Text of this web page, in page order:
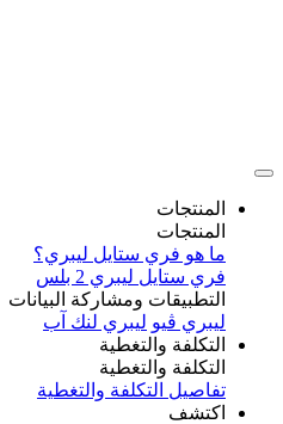
المنتجات
المنتجات
ما هو فري ستايل ليبري؟
فري ستايل ليبري 2 بلس​
التطبيقات ومشاركة البيانات
ليبري ڤيو ليبري لنك آب
التكلفة والتغطية
التكلفة والتغطية
تفاصيل التكلفة والتغطية
اكتشف​